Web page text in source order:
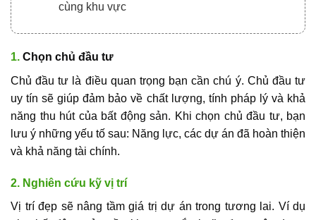
cùng khu vực
1. Chọn chủ đầu tư
Chủ đầu tư là điều quan trọng bạn cần chú ý. Chủ đầu tư
uy tín sẽ giúp đảm bảo về chất lượng, tính pháp lý và khả
năng thu hút của bất động sản. Khi chọn chủ đầu tư, bạn
lưu ý những yếu tố sau: Năng lực, các dự án đã hoàn thiện
và khả năng tài chính.
2. Nghiên cứu kỹ vị trí
Vị trí đẹp sẽ nâng tầm giá trị dự án trong tương lai. Ví dụ